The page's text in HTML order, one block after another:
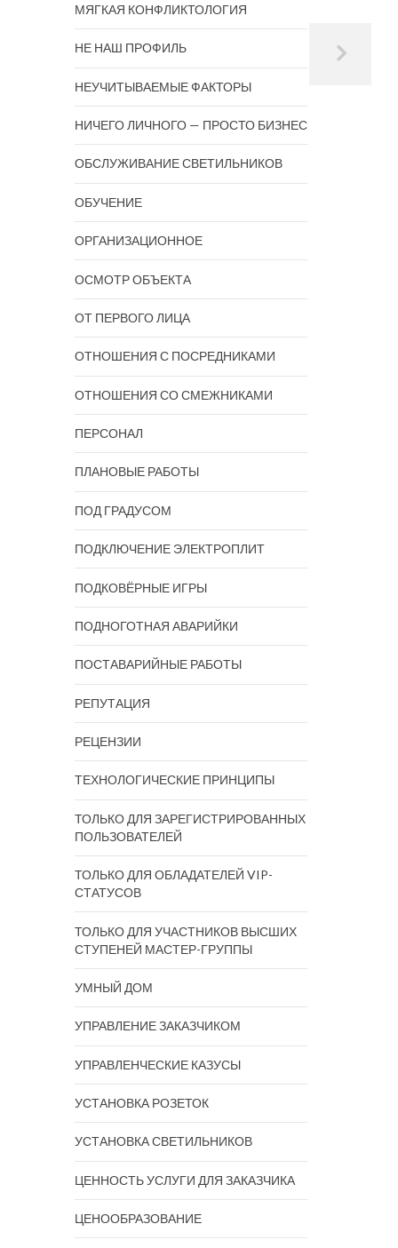
МЯГКАЯ КОНФЛИКТОЛОГИЯ
НЕ НАШ ПРОФИЛЬ
НЕУЧИТЫВАЕМЫЕ ФАКТОРЫ
НИЧЕГО ЛИЧНОГО — ПРОСТО БИЗНЕС
ОБСЛУЖИВАНИЕ СВЕТИЛЬНИКОВ
ОБУЧЕНИЕ
ОРГАНИЗАЦИОННОЕ
ОСМОТР ОБЪЕКТА
ОТ ПЕРВОГО ЛИЦА
ОТНОШЕНИЯ С ПОСРЕДНИКАМИ
ОТНОШЕНИЯ СО СМЕЖНИКАМИ
ПЕРСОНАЛ
ПЛАНОВЫЕ РАБОТЫ
ПОД ГРАДУСОМ
ПОДКЛЮЧЕНИЕ ЭЛЕКТРОПЛИТ
ПОДКОВЁРНЫЕ ИГРЫ
ПОДНОГОТНАЯ АВАРИЙКИ
ПОСТАВАРИЙНЫЕ РАБОТЫ
РЕПУТАЦИЯ
РЕЦЕНЗИИ
ТЕХНОЛОГИЧЕСКИЕ ПРИНЦИПЫ
ТОЛЬКО ДЛЯ ЗАРЕГИСТРИРОВАННЫХ
ПОЛЬЗОВАТЕЛЕЙ
ТОЛЬКО ДЛЯ ОБЛАДАТЕЛЕЙ VIP-
СТАТУСОВ
ТОЛЬКО ДЛЯ УЧАСТНИКОВ ВЫСШИХ
СТУПЕНЕЙ МАСТЕР-ГРУППЫ
УМНЫЙ ДОМ
УПРАВЛЕНИЕ ЗАКАЗЧИКОМ
УПРАВЛЕНЧЕСКИЕ КАЗУСЫ
УСТАНОВКА РОЗЕТОК
УСТАНОВКА СВЕТИЛЬНИКОВ
ЦЕННОСТЬ УСЛУГИ ДЛЯ ЗАКАЗЧИКА
ЦЕНООБРАЗОВАНИЕ